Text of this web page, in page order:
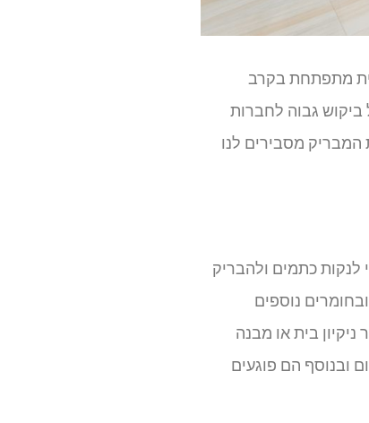
מתפתחת בקרב
ביקוש גבוה לחברות
המבריק מסבירים לנו
לנקות כתמים ולהבריק
נוספים
בית או מבנה
ובנוסף הם פוגעים